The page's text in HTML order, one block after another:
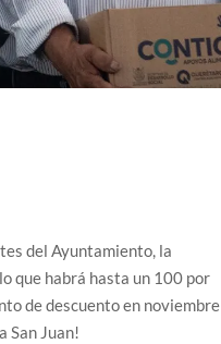
del Ayuntamiento, la
que habrá hasta un 100 por
de descuento en noviembre
San Juan!